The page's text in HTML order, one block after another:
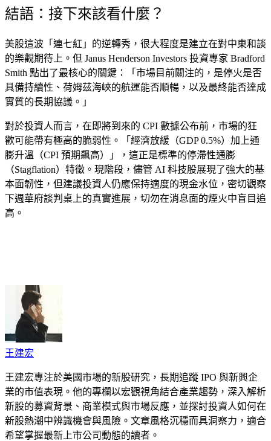
結語：接下來該看什麼？
美股這波「連七紅」的逆轉秀，很大程度是建立在對中東和談
的樂觀期待上。但 Janus Henderson Investors 投資專家 Bradford
Smith 點出了最核心的關鍵：「市場目前關注的，是停火是否
具備持續性、荷姆茲海峽的航運能否順暢，以及最終能否達成
實質的長期協議。」
對於投資人而言，在即將到來的 CPI 數據公布前，市場的狂
歡可能帶有極高的脆弱性。「經濟放緩（GDP 0.5%）加上通
膨升溫（CPI 預期飆高）」，這正是標準的停滯性通膨
（Stagflation）特徵。現階段，儘管 AI 科技股展現了強大的基
本面韌性，但建議投資人仍應保持適度的現金水位，密切觀察
下週華府談判桌上的真實進展，切勿在消息面的煙火中盲目追
高。
王建宏
王建宏專注於美國市場的新股研究，長期追蹤 IPO 與新興企
業的市值表現。他的專欄以宏觀視角結合產業趨勢，深入解析
新股的募資背景、商業模式與市場反應，並探討投資人如何在
新股熱潮中辨識機會與風險。文章風格沉穩而具洞察力，適合
希望掌握最新上市公司動態的讀者。